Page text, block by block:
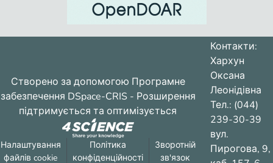
Створено за допомогою Програмне
забезпечення DSpace-CRIS - Розширення
підтримується та оптимізується
Налаштування
файлів cookie
Політика
конфіденційності
Зворотній
зв'язок
Контакти:
Хархун
Оксана
Леонідівна
Тел.: (044)
239-30-39
вул.
Пирогова, 9,